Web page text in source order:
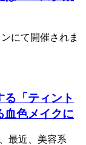
にて開催されま
る「ティント
血色メイクに
最近、美容系